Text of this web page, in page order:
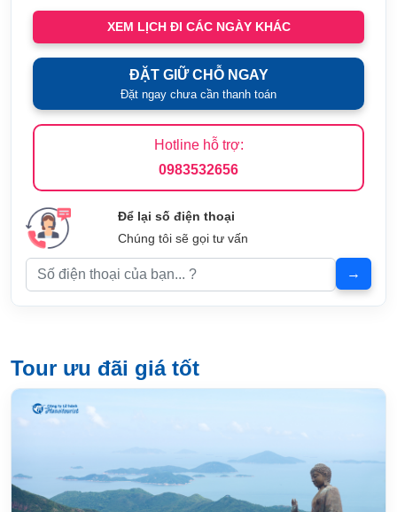
XEM LỊCH ĐI CÁC NGÀY KHÁC
ĐẶT GIỮ CHỖ NGAY
Đặt ngay chưa cần thanh toán
Hotline hỗ trợ:
0983532656
Để lại số điện thoại
Chúng tôi sẽ gọi tư vấn
Tour ưu đãi giá tốt